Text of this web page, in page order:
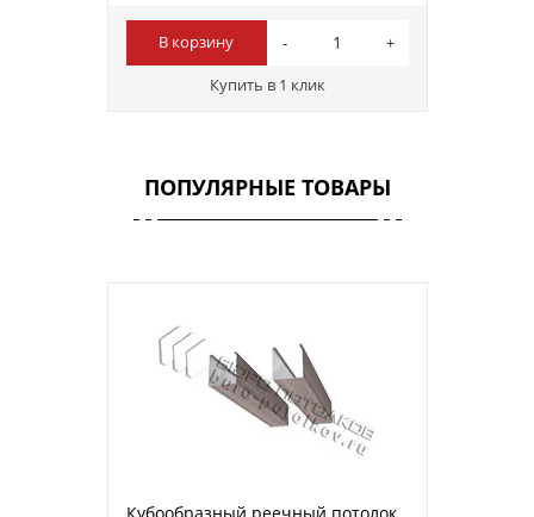
В корзину
Купить в 1 клик
ПОПУЛЯРНЫЕ ТОВАРЫ